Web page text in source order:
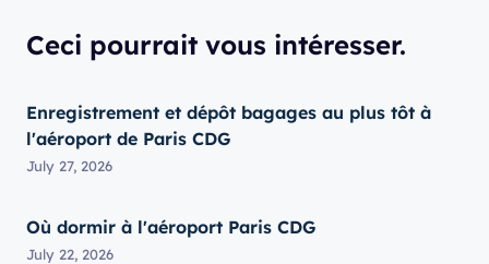
Ceci pourrait vous intéresser.
Enregistrement et dépôt bagages au plus tôt à
l'aéroport de Paris CDG
July 27, 2026
Où dormir à l'aéroport Paris CDG
July 22, 2026